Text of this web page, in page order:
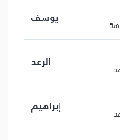
یوسف
الرعد
إبراهیم